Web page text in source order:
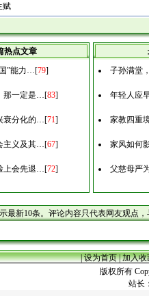
赋
热点文章
”能力…[79]
那一定是…[83]
衰分化的…[71]
主义及其…[67]
上会先退…[72]
子孙满堂
年轻人应
家教四重
家风如何
父慈母严
示最新10条。评论内容只代表网友观点
|设为首页|加入收
版权所有
站长